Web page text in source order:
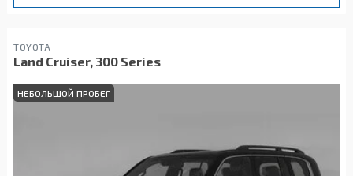
TOYOTA
Land Cruiser, 300 Series
НЕБОЛЬШОЙ ПРОБЕГ